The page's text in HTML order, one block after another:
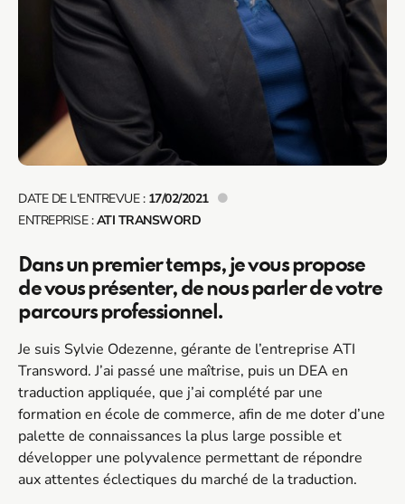
DATE DE L'ENTREVUE : 17/02/2021
ENTREPRISE :ATI TRANSWORD
Dans un premier temps, je vous propose
de vous présenter, de nous parler de votre
parcours professionnel.
Je suis Sylvie Odezenne, gérante de l’entreprise ATI
Transword. J’ai passé une maîtrise, puis un DEA en
traduction appliquée, que j’ai complété par une
formation en école de commerce, afin de me doter d’une
palette de connaissances la plus large possible et
développer une polyvalence permettant de répondre
aux attentes éclectiques du marché de la traduction.